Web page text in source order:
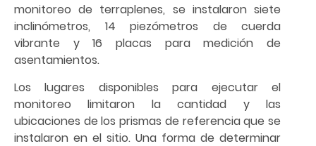
monitoreo de terraplenes, se instalaron siete
inclinómetros, 14 piezómetros de cuerda
vibrante y 16 placas para medición de
asentamientos.
Los lugares disponibles para ejecutar el
monitoreo limitaron la cantidad y las
ubicaciones de los prismas de referencia que se
instalaron en el sitio. Una forma de determinar